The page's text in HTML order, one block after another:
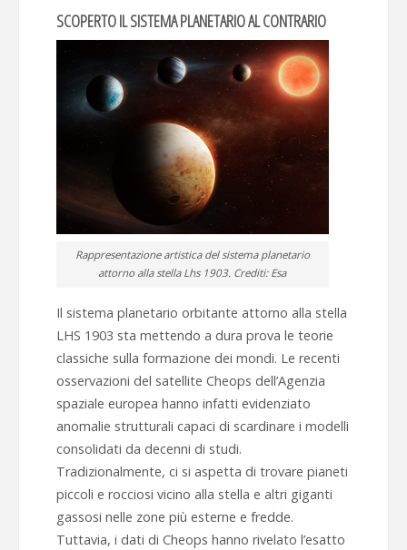
SCOPERTO IL SISTEMA PLANETARIO AL CONTRARIO
Rappresentazione artistica del sistema planetario
attorno alla stella Lhs 1903. Crediti: Esa
Il sistema planetario orbitante attorno alla stella
LHS 1903 sta mettendo a dura prova le teorie
classiche sulla formazione dei mondi. Le recenti
osservazioni del satellite Cheops dell’Agenzia
spaziale europea hanno infatti evidenziato
anomalie strutturali capaci di scardinare i modelli
consolidati da decenni di studi.
Tradizionalmente, ci si aspetta di trovare pianeti
piccoli e rocciosi vicino alla stella e altri giganti
gassosi nelle zone più esterne e fredde.
Tuttavia, i dati di Cheops hanno rivelato l’esatto